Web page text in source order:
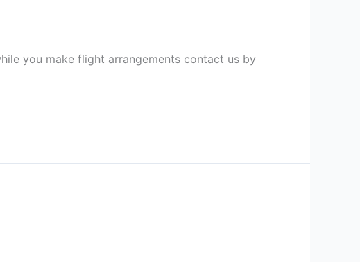
you make flight arrangements contact us by